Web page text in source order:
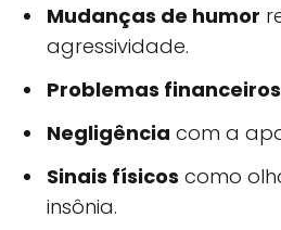
Mudanças de humor
agressividade.
Problemas financeiros
Negligência com a
Sinais físicos como
insônia.